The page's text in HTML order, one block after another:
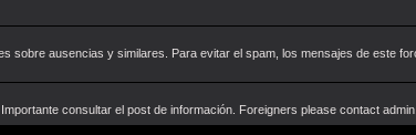
sobre ausencias y similares. Para evitar el spam, los mensajes de este
Importante consultar el post de información. Foreigners please contact